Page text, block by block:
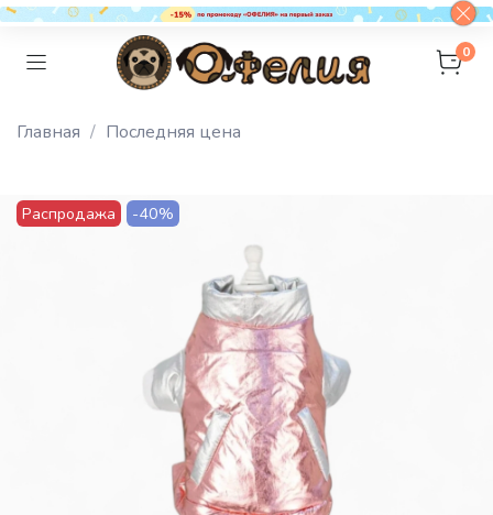
0
Главная Последняя цена
Распродажа -40%